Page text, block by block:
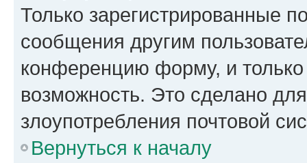
Только зарегистрированные
сообщения другим
конференцию форму, и
возможность. Это сделано
злоупотребления почтовой
Вернуться к началу